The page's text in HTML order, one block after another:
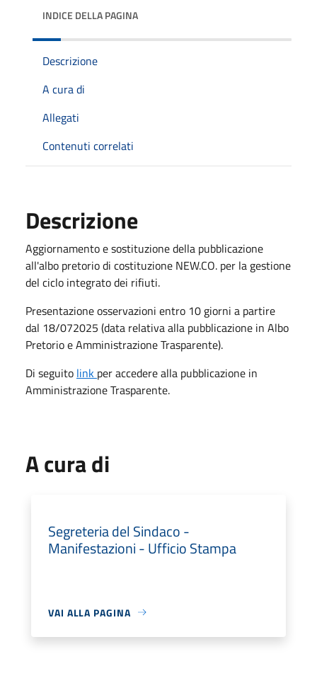
INDICE DELLA PAGINA
Descrizione
A cura di
Allegati
Contenuti correlati
Descrizione
Aggiornamento e sostituzione della pubblicazione
all'albo pretorio di costituzione NEW.CO. per la gestione
del ciclo integrato dei rifiuti.
Presentazione osservazioni entro 10 giorni a partire
dal 18/072025 (data relativa alla pubblicazione in Albo
Pretorio e Amministrazione Trasparente).
Di seguito link per accedere alla pubblicazione in
Amministrazione Trasparente.
A cura di
Segreteria del Sindaco -
Manifestazioni - Ufficio Stampa
VAI ALLA PAGINA